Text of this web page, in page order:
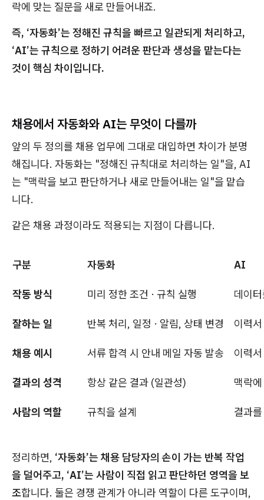
락에 맞는 질문을 새로 만들어내죠.
즉, ‘자동화’는 정해진 규칙을 빠르고 일관되게 처리하고,
‘AI’는 규칙으로 정하기 어려운 판단과 생성을 맡는다는
것이 핵심 차이입니다.
채용에서 자동화와 AI는 무엇이 다를까
앞의 두 정의를 채용 업무에 그대로 대입하면 차이가 분명
해집니다. 자동화는 "정해진 규칙대로 처리하는 일"을, AI
는 "맥락을 보고 판단하거나 새로 만들어내는 일"을 맡습
니다.
같은 채용 과정이라도 적용되는 지점이 다릅니다.
구분 자동화 AI
작동 방식 미리 정한 조건 · 규칙 실행 데이
잘하는 일 반복 처리, 일정 · 알림, 상태 변경 이력
채용 예시 서류 합격 시 안내 메일 자동 발송 이력
결과의 성격 항상 같은 결과 (일관성) 맥락
사람의 역할 규칙을 설계 결과
정리하면, ‘자동화’는 채용 담당자의 손이 가는 반복 작업
을 덜어주고, ‘AI’는 사람이 직접 읽고 판단하던 영역을 보
조합니다. 둘은 경쟁 관계가 아니라 역할이 다른 도구이며,